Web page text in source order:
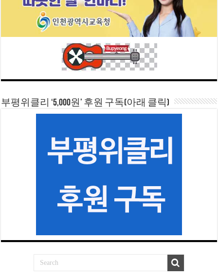
부평위클리 ‘5,000원’ 후원 구독(아래 클릭)